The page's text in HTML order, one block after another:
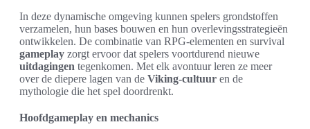
In deze dynamische omgeving kunnen spelers grondstoffen
verzamelen, hun bases bouwen en hun overlevingsstrategieën
ontwikkelen. De combinatie van RPG-elementen en survival
gameplay zorgt ervoor dat spelers voortdurend nieuwe
uitdagingen tegenkomen. Met elk avontuur leren ze meer
over de diepere lagen van de Viking-cultuur en de
mythologie die het spel doordrenkt.
Hoofdgameplay en mechanics